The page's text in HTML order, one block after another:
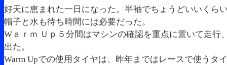
好天に恵まれた一日になった。半袖でちょうどいいくら
帽子と水も待ち時間には必要だった。
Wａｒｍ Ｕｐ５分間はマシンの確認を重点に置いて走行
出た。
Warm Upでの使用タイヤは、昨年まではレースで使うタ